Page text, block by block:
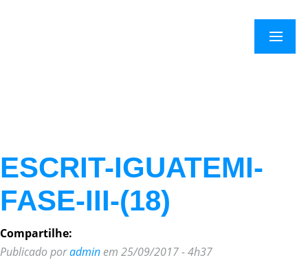
×
Menu
ESCRIT-IGUATEMI-
FASE-III-(18)
Compartilhe:
Publicado poradmin em 25/09/2017 - 4h37